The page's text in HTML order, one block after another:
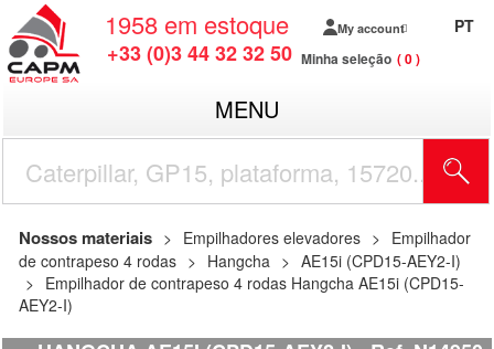
1958 em estoque
+33 (0)3 44 32 32 50
My account
Minha seleção 0
PT
MENU
Nossos materiais Empilhadores elevadores
Empilhador
de contrapeso 4 rodas
Hangcha
AE15i (CPD15-AEY2-I)
Empilhador de contrapeso 4 rodas Hangcha AE15i (CPD15-
AEY2-I)